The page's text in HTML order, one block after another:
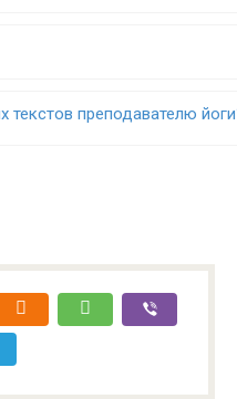
текстов преподавателю